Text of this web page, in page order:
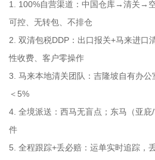
1. 100%自营渠道：中国仓库→清关→
可控、无转包、不排仓
2. 双清包税DDP：出口报关+马来进口
性收费、客户零操作
3. 马来本地清关团队：吉隆坡自有办
＜5%
4. 全境派送：西马无盲点；东马（亚
件
5. 全程跟踪+丢必赔：运单实时追踪，